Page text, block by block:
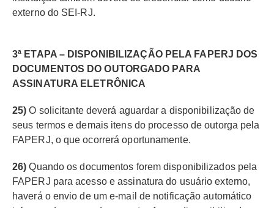
externo do SEI-RJ.
3ª ETAPA – DISPONIBILIZAÇÃO PELA FAPERJ DOS
DOCUMENTOS DO OUTORGADO PARA
ASSINATURA ELETRÔNICA
25) O solicitante deverá aguardar a disponibilização de
seus termos e demais itens do processo de outorga pela
FAPERJ, o que ocorrerá oportunamente.
26) Quando os documentos forem disponibilizados pela
FAPERJ para acesso e assinatura do usuário externo,
haverá o envio de um e-mail de notificação automático